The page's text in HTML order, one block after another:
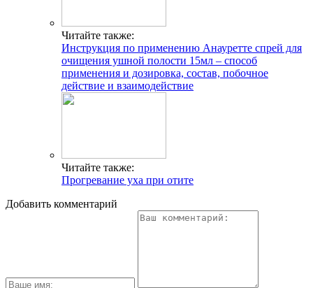
Популярные статьи
Симптомы и причины аллергии у детей на цветение
Свежие публикации